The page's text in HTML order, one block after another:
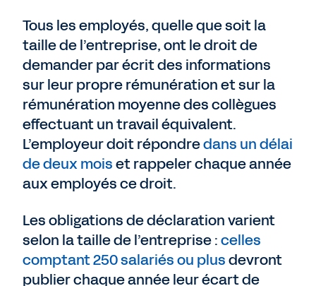
Tous les employés, quelle que soit la
taille de l’entreprise, ont le droit de
demander par écrit des informations
sur leur propre rémunération et sur la
rémunération moyenne des collègues
effectuant un travail équivalent.
L’employeur doit répondredans un délai
de deux moiset rappeler chaque année
aux employés ce droit.
Les obligations de déclaration varient
selon la taille de l’entreprise :celles
comptant 250 salariés ou plusdevront
publier chaque année leur écart de